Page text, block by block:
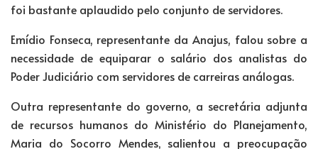
foi bastante aplaudido pelo conjunto de servidores.
Emídio Fonseca, representante da Anajus, falou sobre a
necessidade de equiparar o salário dos analistas do
Poder Judiciário com servidores de carreiras análogas.
Outra representante do governo, a secretária adjunta
de recursos humanos do Ministério do Planejamento,
Maria do Socorro Mendes, salientou a preocupação